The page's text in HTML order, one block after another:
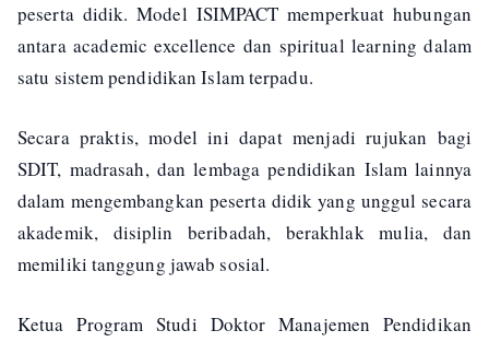
peserta didik. Model ISIMPACT memperkuat hubungan
antara academic excellence dan spiritual learning dalam
satu sistem pendidikan Islam terpadu.
Secara praktis, model ini dapat menjadi rujukan bagi
SDIT, madrasah, dan lembaga pendidikan Islam lainnya
dalam mengembangkan peserta didik yang unggul secara
akademik, disiplin beribadah, berakhlak mulia, dan
memiliki tanggung jawab sosial.
Ketua Program Studi Doktor Manajemen Pendidikan